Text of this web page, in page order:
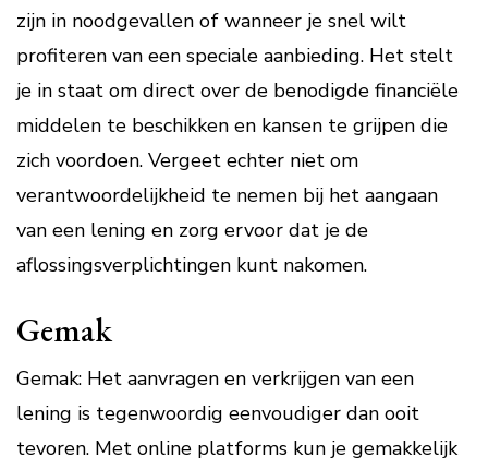
zijn in noodgevallen of wanneer je snel wilt
profiteren van een speciale aanbieding. Het stelt
je in staat om direct over de benodigde financiële
middelen te beschikken en kansen te grijpen die
zich voordoen. Vergeet echter niet om
verantwoordelijkheid te nemen bij het aangaan
van een lening en zorg ervoor dat je de
aflossingsverplichtingen kunt nakomen.
Gemak
Gemak: Het aanvragen en verkrijgen van een
lening is tegenwoordig eenvoudiger dan ooit
tevoren. Met online platforms kun je gemakkelijk